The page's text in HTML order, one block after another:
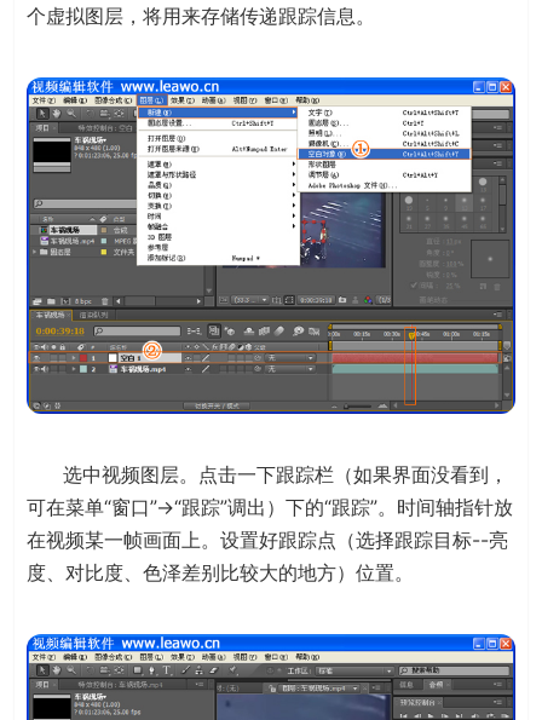
个虚拟图层，将用来存储传递跟踪信息。
选中视频图层。点击一下跟踪栏（如果界面没看到，
可在菜单“窗口”→“跟踪”调出）下的“跟踪”。时间轴指针放
在视频某一帧画面上。设置好跟踪点（选择跟踪目标--亮
度、对比度、色泽差别比较大的地方）位置。